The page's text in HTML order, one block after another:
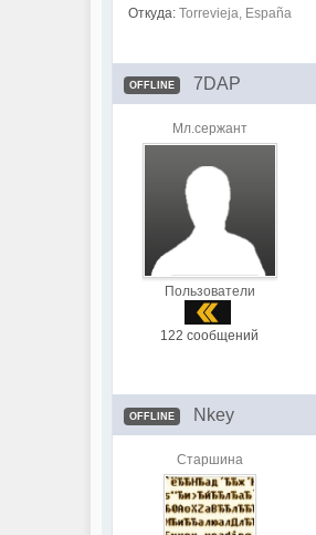
Откуда: Torrevieja, España
OFFLINE 7DAP
Мл.сержант
Пользователи
122 сообщений
OFFLINE Nkey
Старшина